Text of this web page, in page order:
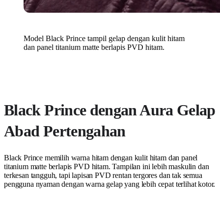
Model Black Prince tampil gelap dengan kulit hitam
dan panel titanium matte berlapis PVD hitam.
Black Prince dengan Aura Gelap
Abad Pertengahan
Black Prince memilih warna hitam dengan kulit hitam dan panel
titanium matte berlapis PVD hitam. Tampilan ini lebih maskulin dan
terkesan tangguh, tapi lapisan PVD rentan tergores dan tak semua
pengguna nyaman dengan warna gelap yang lebih cepat terlihat kotor.